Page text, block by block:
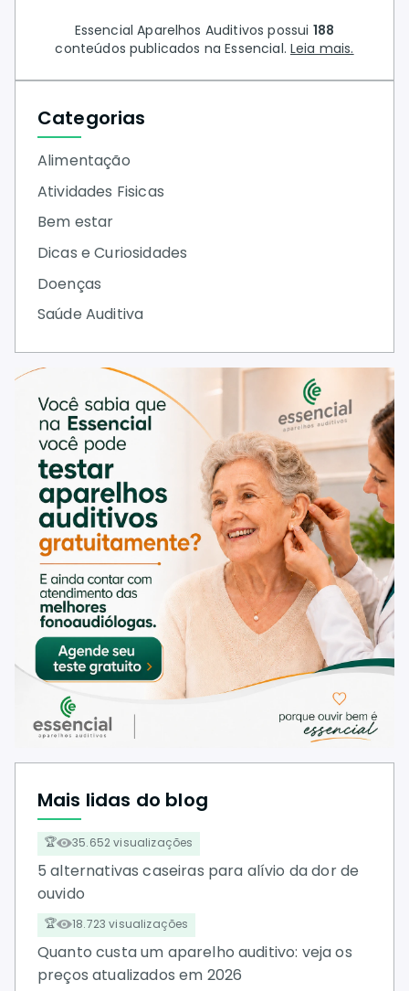
Essencial Aparelhos Auditivos possui 188
conteúdos publicados na Essencial. Leia mais.
Categorias
Alimentação
Atividades Fisicas
Bem estar
Dicas e Curiosidades
Doenças
Saúde Auditiva
Mais lidas do blog
35.652 visualizações
5 alternativas caseiras para alívio da dor de
ouvido
18.723 visualizações
Quanto custa um aparelho auditivo: veja os
preços atualizados em 2026